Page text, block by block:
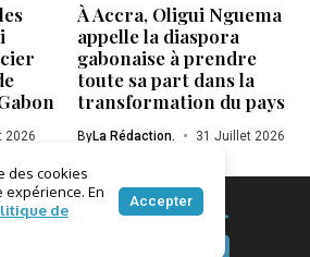
2026
À Accra, Oligui Nguema
appelle la diaspora
gabonaise à prendre
toute sa part dans la
transformation du pays
ByLa Rédaction. 31 Juillet 2026
des cookies
En
de
Accepter